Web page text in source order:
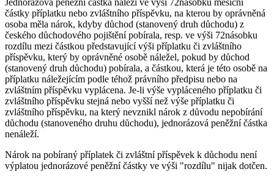
částky příplatku nebo zvláštního příspěvku, na kterou by oprávněná
osoba měla nárok, kdyby důchod (stanovený druh důchodu) z
českého důchodového pojištění pobírala, resp. ve výši 72násobku
rozdílu mezi částkou představující výši příplatku či zvláštního
příspěvku, který by oprávněné osobě náležel, pokud by důchod
(stanovený druh důchodu) pobírala, a částkou, která je této osobě na
příplatku náležejícím podle téhož právního předpisu nebo na
zvláštním příspěvku vyplácena. Je-li výše vypláceného příplatku či
zvláštního příspěvku stejná nebo vyšší než výše příplatku či
zvláštního příspěvku, na který nevznikl nárok z důvodu nepobírání
důchodu (stanoveného druhu důchodu), jednorázová peněžní částka
nenáleží.
Nárok na pobíraný příplatek či zvláštní příspěvek k důchodu není
výplatou jednorázové peněžní částky ve výši "rozdílu" nijak dotčen.